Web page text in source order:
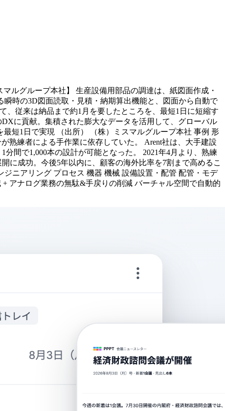
ルグループ本社】 生産設備用部品の調達は、紙図面作成・
時の3D図面読取・見積・納期算出機能と、図面から自動で
、従来は納品まで約1月を要したところを、最短1日に短縮す
に貢献。集積された膨大なデータを活用して、グローバル
短1日で実現 （出所） （株）ミスマルグループ本社 事例 形
熟練者による手作業に依存していた。 Arent社は、大手建設
間で1,000本の設計が可能となった。 2021年4月より、熟練
に成功。今後5年以内に、顧客の海外比率を7割まで高めるこ
ジニアリング プロセス 機器 機械 設備設置・配管 配管・モデ
+ アナログ業務の無駄&手戻りの削減 バーチャル空間で自動的